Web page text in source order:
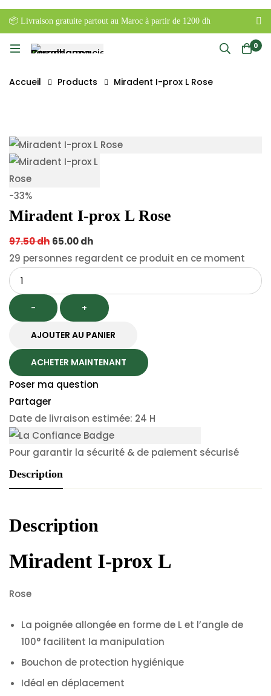
📦 Livraison gratuite partout au Maroc à partir de 1200 dh
0
Accueil Products Miradent I-prox L Rose
-33%
Miradent I-prox L Rose
97.50dh Original
price
97.50 dh.
65.00dhCurrent
price
65.00 dh.
29 personnes regardent ce produit en ce moment
Quantité
- +
AJOUTER AU PANIER
ACHETER MAINTENANT
Poser ma question
Partager
Date de livraison estimée: 24 H
Pour garantir la sécurité & de paiement sécurisé
Description
Description
Miradent I-prox L
Rose
La poignée allongée en forme de L et l’angle de
100° facilitent la manipulation
Bouchon de protection hygiénique
Idéal en déplacement